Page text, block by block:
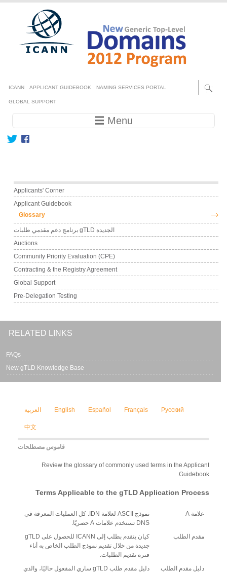
Skip to main content
Secondary menu
ICANN APPLICANT GUIDEBOOK NAMING SERVICES PORTAL
GLOBAL SUPPORT
Main navigation ☰ Menu
العربية English Español Français Русский
中文
قاموس مصطلحات
Review the glossary of commonly used terms in the Applicant
Guidebook.
Terms Applicable to the gTLD Application Process
علامة A
نموذج ASCII لعلامة IDN. كل العمليات المعرفة في
DNS تستخدم علامات A حصريًا.
مقدم الطلب
كيان يتقدم بطلب إلى ICANN للحصول على gTLD
جديدة من خلال تقديم نموذج الطلب الخاص به أناء
فترة تقديم الطلبات.
دليل مقدم الطلب
دليل مقدم طلب gTLD ساري المفعول حاليًا، والذي
Main menu
Applicants' Corner
Applicant Guidebook
Glossary
برنامج دعم مقدمي طلبات gTLD الجديدة
Auctions
Community Priority Evaluation (CPE)
Contracting & the Registry Agreement
Global Support
Pre-Delegation Testing
RELATED LINKS
FAQs
New gTLD Knowledge Base